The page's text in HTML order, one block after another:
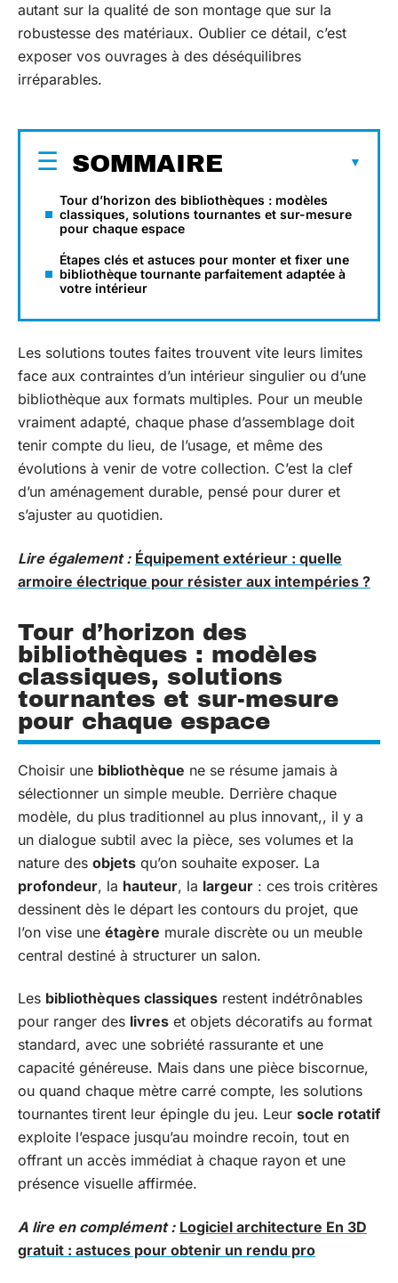
autant sur la qualité de son montage que sur la
robustesse des matériaux. Oublier ce détail, c’est
exposer vos ouvrages à des déséquilibres
irréparables.
SOMMAIRE
Tour d’horizon des bibliothèques : modèles
classiques, solutions tournantes et sur-mesure
pour chaque espace
Étapes clés et astuces pour monter et fixer une
bibliothèque tournante parfaitement adaptée à
votre intérieur
Les solutions toutes faites trouvent vite leurs limites
face aux contraintes d’un intérieur singulier ou d’une
bibliothèque aux formats multiples. Pour un meuble
vraiment adapté, chaque phase d’assemblage doit
tenir compte du lieu, de l’usage, et même des
évolutions à venir de votre collection. C’est la clef
d’un aménagement durable, pensé pour durer et
s’ajuster au quotidien.
Lire également : Équipement extérieur : quelle
armoire électrique pour résister aux intempéries ?
Tour d’horizon des
bibliothèques : modèles
classiques, solutions
tournantes et sur-mesure
pour chaque espace
Choisir une bibliothèque ne se résume jamais à
sélectionner un simple meuble. Derrière chaque
modèle, du plus traditionnel au plus innovant,, il y a
un dialogue subtil avec la pièce, ses volumes et la
nature des objets qu’on souhaite exposer. La
profondeur, la hauteur, la largeur : ces trois critères
dessinent dès le départ les contours du projet, que
l’on vise une étagère murale discrète ou un meuble
central destiné à structurer un salon.
Les bibliothèques classiques restent indétrônables
pour ranger des livres et objets décoratifs au format
standard, avec une sobriété rassurante et une
capacité généreuse. Mais dans une pièce biscornue,
ou quand chaque mètre carré compte, les solutions
tournantes tirent leur épingle du jeu. Leur socle rotatif
exploite l’espace jusqu’au moindre recoin, tout en
offrant un accès immédiat à chaque rayon et une
présence visuelle affirmée.
A lire en complément : Logiciel architecture En 3D
gratuit : astuces pour obtenir un rendu pro